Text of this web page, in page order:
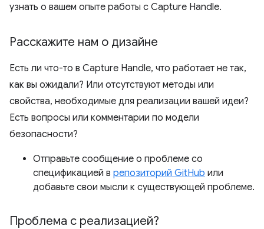
узнать о вашем опыте работы с Capture Handle.
Расскажите нам о дизайне
Есть ли что-то в Capture Handle, что работает не так,
как вы ожидали? Или отсутствуют методы или
свойства, необходимые для реализации вашей идеи?
Есть вопросы или комментарии по модели
безопасности?
Отправьте сообщение о проблеме со
спецификацией в репозиторий GitHub или
добавьте свои мысли к существующей проблеме.
Проблема с реализацией?